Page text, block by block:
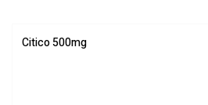
Citico 500mg